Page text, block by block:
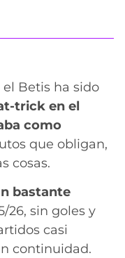
el Betis ha sido
trick en el
como
que obligan,
cosas.
bastante
26, sin goles y
casi
continuidad.